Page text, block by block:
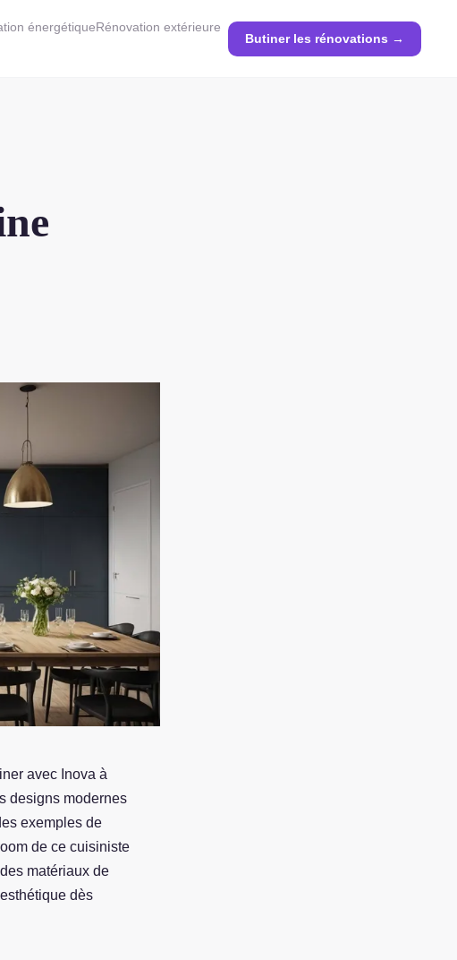
énergétiqueRénovation extérieure
Butiner les rénovations →
avec Inova à
designs modernes
exemples de
de ce cuisiniste
matériaux de
dès